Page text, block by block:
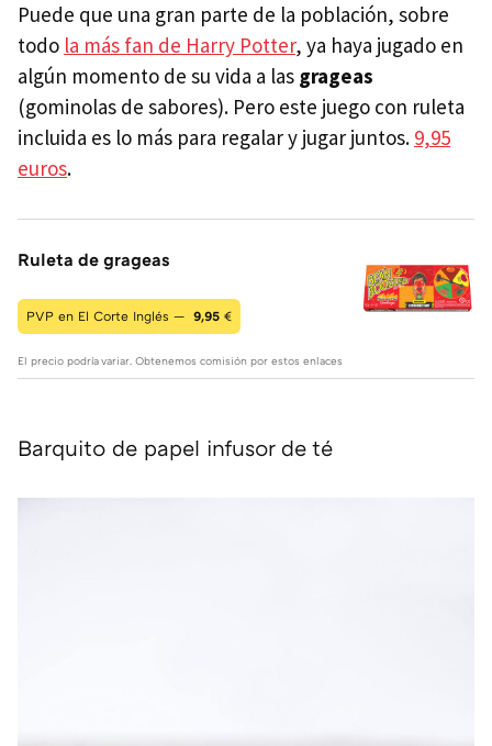
Puede que una gran parte de la población, sobre
todo la más fan de Harry Potter, ya haya jugado en
algún momento de su vida a las grageas
(gominolas de sabores). Pero este juego con ruleta
incluida es lo más para regalar y jugar juntos. 9,95
euros.
Ruleta de grageas
PVP en El Corte Inglés — 9,95 €
El precio podría variar. Obtenemos comisión por estos enlaces
Barquito de papel infusor de té